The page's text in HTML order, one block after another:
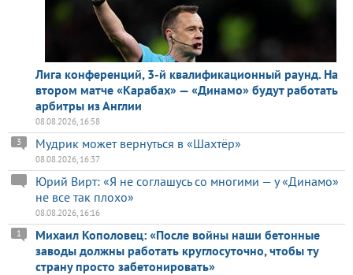
Лига конференций, 3-й квалификационный раунд. На
втором матче «Карабах» — «Динамо» будут работать
арбитры из Англии
08.08.2026, 16:58
Мудрик может вернуться в «Шахтёр»
3
08.08.2026, 16:37
Юрий Вирт: «Я не соглашусь со многими — у «Динамо»
не все так плохо»
08.08.2026, 16:16
Михаил Кополовец: «После войны наши бетонные
заводы должны работать круглосуточно, чтобы ту
страну просто забетонировать»
1